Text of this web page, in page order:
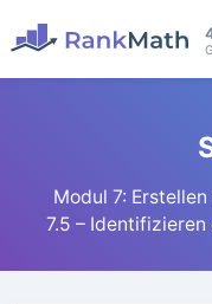
Modul 7:
7.5 –